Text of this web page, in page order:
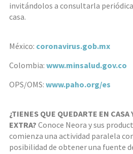
invitándolos a consultarla
casa.
México: coronavirus.gob.mx
Colombia: www.minsalud.gov.co
OPS/OMS: www.paho.org/es
¿TIENES QUE QUEDARTE EN
EXTRA? Conoce Neora y sus
comienza una actividad paralela
posibilidad de obtener una fuente